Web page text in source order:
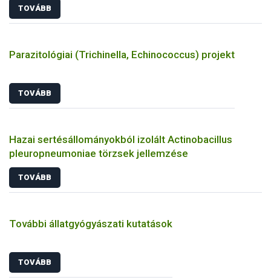
TOVÁBB
Parazitológiai (Trichinella, Echinococcus) projekt
TOVÁBB
Hazai sertésállományokból izolált Actinobacillus
pleuropneumoniae törzsek jellemzése
TOVÁBB
További állatgyógyászati kutatások
TOVÁBB